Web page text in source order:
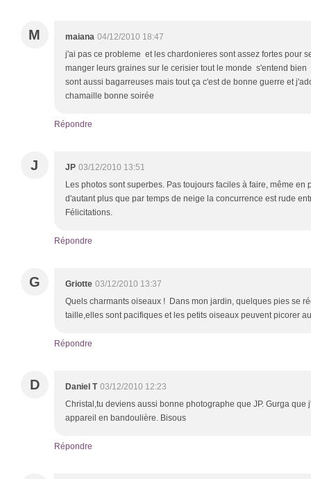
M maiana 04/12/2010 18:47
j'ai pas ce probleme et les chardonieres sont assez fortes pour
manger leurs graines sur le cerisier tout le monde s'entend
sont aussi bagarreuses mais tout ça c'est de bonne guerre et
chamaille bonne soirée
Répondre
J JP 03/12/2010 13:51
Les photos sont superbes. Pas toujours faciles à faire, même en
d'autant plus que par temps de neige la concurrence est rude
Félicitations.
Répondre
G Griotte 03/12/2010 13:37
Quels charmants oiseaux ! Dans mon jardin, quelques pies se
taille,elles sont pacifiques et les petits oiseaux peuvent picorer
Répondre
D Daniel T 03/12/2010 12:23
Christal,tu deviens aussi bonne photographe que JP. Gurga que
appareil en bandoulière. Bisous
Répondre